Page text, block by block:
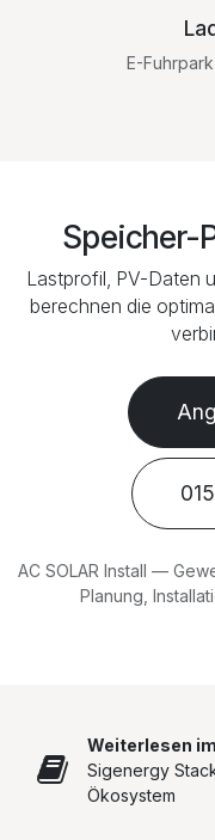
E-
Speicher-
Lastprofil, PV-Daten
berechnen die
AC SOLAR Install —
Planung,
Weiterlesen
Sigenergy
Ökosystem